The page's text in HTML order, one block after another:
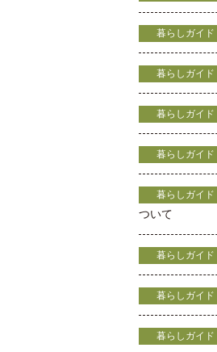
暮らしガイド
暮らしガイド
暮らしガイド
暮らしガイド
暮らしガイド
ついて
暮らしガイド
暮らしガイド
暮らしガイド